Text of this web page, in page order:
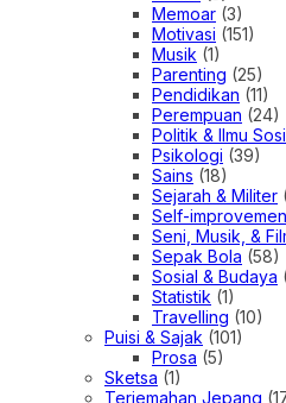
Memoar (3)
Motivasi (151)
Musik (1)
Parenting (25)
Pendidikan (11)
Perempuan (24)
Politik & Ilmu
Psikologi (39)
Sains (18)
Sejarah & Militer
Self-
Seni, Musik, &
Sepak Bola (58)
Sosial & Budaya
Statistik (1)
Travelling (10)
Puisi & Sajak (101)
Prosa (5)
Sketsa (1)
Terjemahan Jepang